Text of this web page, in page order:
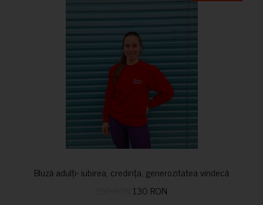
Bluză adulți- iubirea, credința, generozitatea vindecă
130 RON